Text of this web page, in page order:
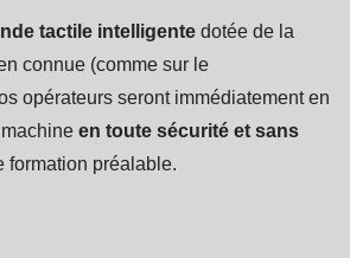
tactile intelligente dotée de la
connue (comme sur le
opérateurs seront immédiatement en
en toute sécurité et sans
formation préalable.